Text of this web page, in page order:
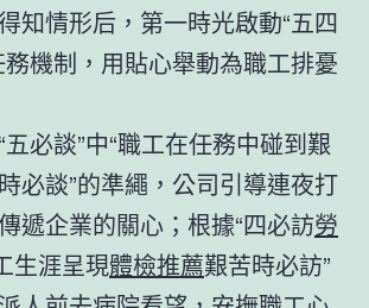
知情形后，第一時光啟動“五四
務機制，用貼心舉動為職工排憂
必談”中“職工在任務中碰到艱
必談”的準繩，公司引導連夜打
遞企業的關心；根據“四必訪勞
生涯呈現體檢推薦艱苦時必訪”